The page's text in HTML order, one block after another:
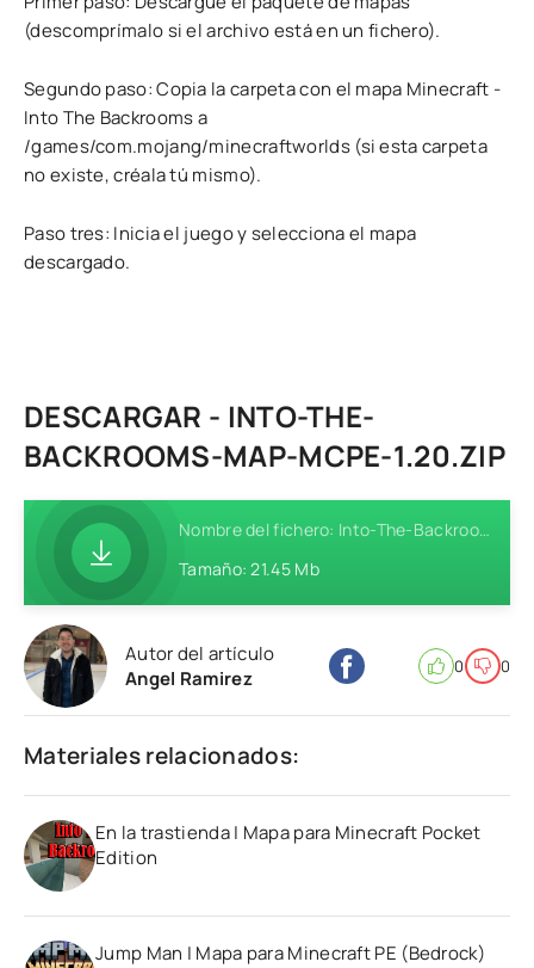
(descomprímalo si el archivo está en un fichero).
Segundo paso: Copia la carpeta con el mapa Minecraft -
Into The Backrooms a
/games/com.mojang/minecraftworlds (si esta carpeta
no existe, créala tú mismo).
Paso tres: Inicia el juego y selecciona el mapa
descargado.
DESCARGAR - INTO-THE-
BACKROOMS-MAP-MCPE-1.20.ZIP
Nombre del fichero: Into-The-Backrooms-Map-MCPE-1.20.zip
Tamaño: 21.45 Mb
Autor del artículo
Angel Ramirez
0 0
Materiales relacionados:
En la trastienda | Mapa para Minecraft Pocket
Edition
Jump Man | Mapa para Minecraft PE (Bedrock)